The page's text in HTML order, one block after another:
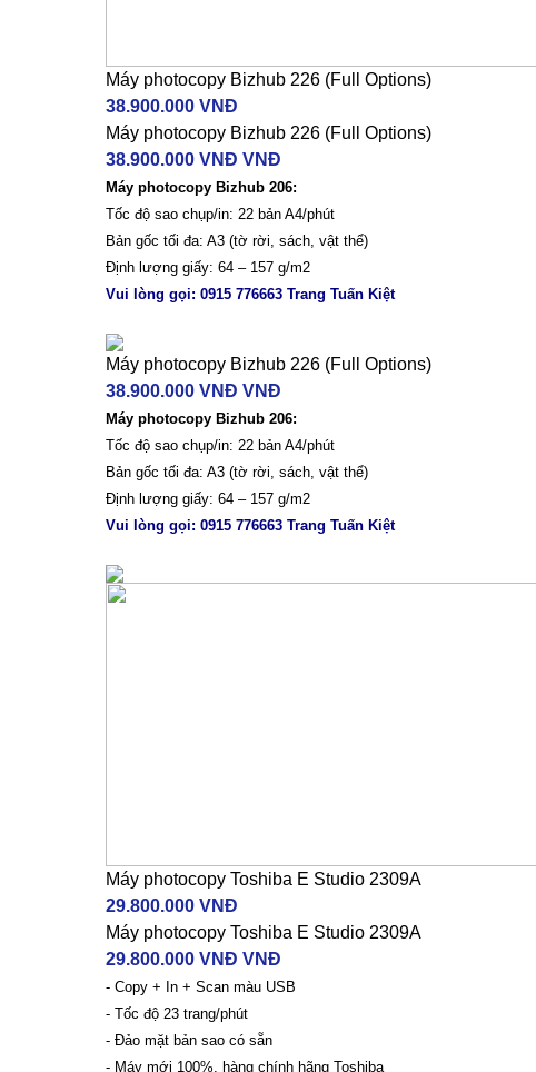
Máy photocopy Bizhub 226 (Full Options)
38.900.000 VNĐ
Máy photocopy Bizhub 226 (Full Options)
38.900.000 VNĐ VNĐ
Máy photocopy Bizhub 206:
Tốc độ sao chụp/in: 22 bản A4/phút
Bản gốc tối đa: A3 (tờ rời, sách, vật thể)
Định lượng giấy: 64 – 157 g/m2
Vui lòng gọi: 0915 776663 Trang Tuấn Kiệt
Máy photocopy Bizhub 226 (Full Options)
38.900.000 VNĐ VNĐ
Máy photocopy Bizhub 206:
Tốc độ sao chụp/in: 22 bản A4/phút
Bản gốc tối đa: A3 (tờ rời, sách, vật thể)
Định lượng giấy: 64 – 157 g/m2
Vui lòng gọi: 0915 776663 Trang Tuấn Kiệt
Máy photocopy Toshiba E Studio 2309A
29.800.000 VNĐ
Máy photocopy Toshiba E Studio 2309A
29.800.000 VNĐ VNĐ
- Copy + In + Scan màu USB
- Tốc độ 23 trang/phút
- Đảo mặt bản sao có sẵn
- Máy mới 100%, hàng chính hãng Toshiba